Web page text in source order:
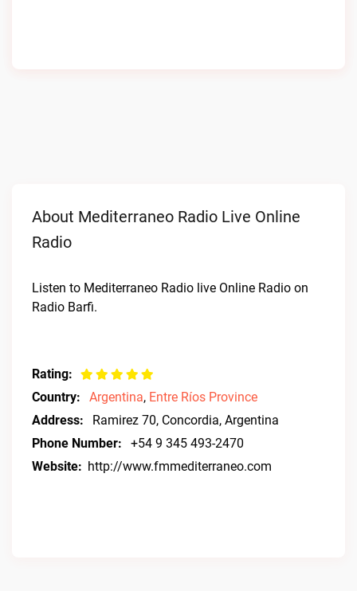
About Mediterraneo Radio Live Online
Radio
Listen to Mediterraneo Radio live Online Radio on
Radio Barfi.
Rating:
Country:
Argentina, Entre Ríos Province
Address:
Ramirez 70, Concordia, Argentina
Phone Number:
+54 9 345 493-2470
Website: http://www.fmmediterraneo.com